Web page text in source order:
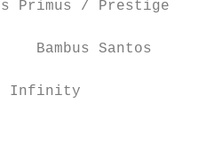
Primus / Prestige
Bambus Santos
Infinity